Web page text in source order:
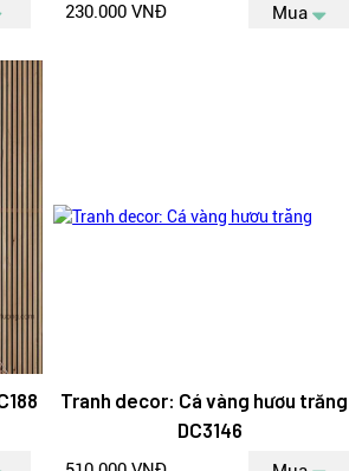
230.000 VNĐ Mua
Tranh decor: Cá vàng hươu
DC3146